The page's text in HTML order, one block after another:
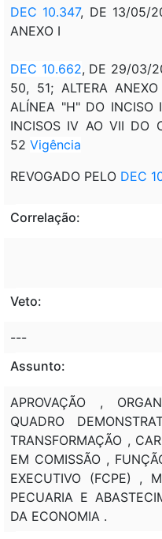
DEC 10.347, DE 13/05/
ANEXO I
DEC 10.662, DE 29/03/
50, 51; ALTERA
ALÍNEA "H" DO INCISO
INCISOS IV AO VII DO
52 Vigência
REVOGADO PELO DEC
Correlação:
Veto:
---
Assunto:
APROVAÇÃO ,
QUADRO
TRANSFORMAÇÃO ,
EM COMISSÃO ,
EXECUTIVO (FCPE) ,
PECUARIA E
DA ECONOMIA .